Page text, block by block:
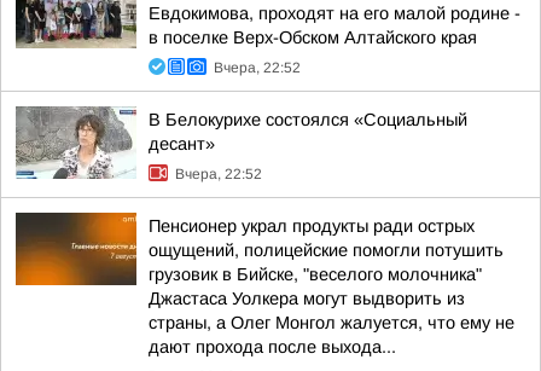
Евдокимова, проходят на его малой родине -
в поселке Верх-Обском Алтайского края
Вчера, 22:52
В Белокурихе состоялся «Социальный
десант»
Вчера, 22:52
Пенсионер украл продукты ради острых
ощущений, полицейские помогли потушить
грузовик в Бийске, "веселого молочника"
Джастаса Уолкера могут выдворить из
страны, а Олег Монгол жалуется, что ему не
дают прохода после выхода...